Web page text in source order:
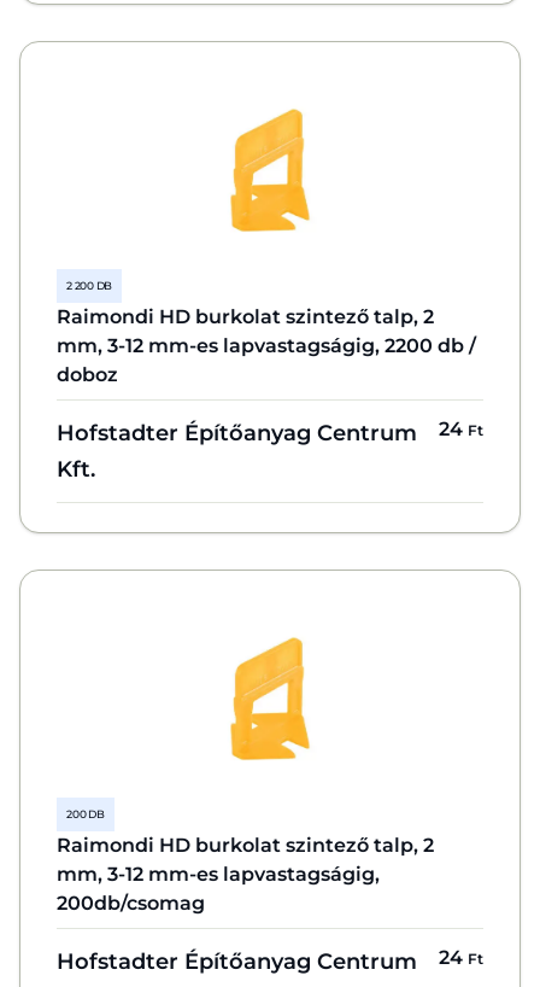
2 200 DB
Raimondi HD burkolat szintező talp, 2
mm, 3-12 mm-es lapvastagságig, 2200 db /
doboz
Hofstadter Építőanyag Centrum
Kft.
24 Ft
200 DB
Raimondi HD burkolat szintező talp, 2
mm, 3-12 mm-es lapvastagságig,
200db/csomag
Hofstadter Építőanyag Centrum
24 Ft